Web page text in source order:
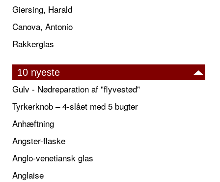
Giersing, Harald
Canova, Antonio
Rakkerglas
10 nyeste
Gulv - Nødreparation af "flyvestød"
Tyrkerknob – 4-slået med 5 bugter
Anhæftning
Angster-flaske
Anglo-venetiansk glas
Anglaise